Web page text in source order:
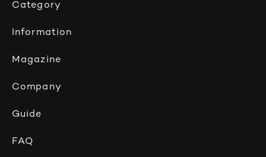
Information
Company
FAQ
Category
Magazine
Guide